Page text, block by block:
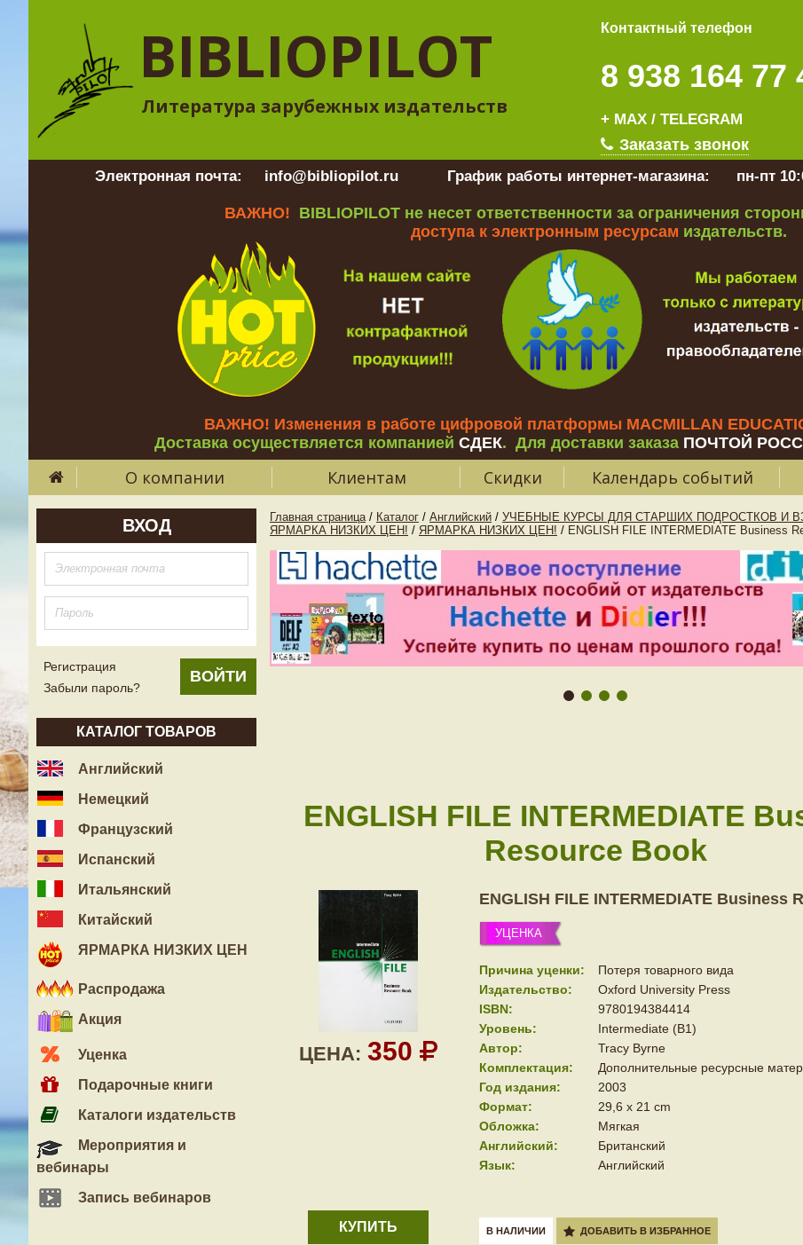
BIBLIOPILOT
Литература зарубежных издательств
Контактный телефон
8 938 164 77
+ MAX / TELEGRAM
Заказать звонок
Электронная почта: info@bibliopilot.ru График работы интернет-магазина: пн-пт
ВАЖНО! BIBLIOPILOT не несет ответственности за ограничения
доступа к электронным ресурсам издательств.
ВАЖНО! Изменения в работе цифровой платформы MACMILLAN
Доставка осуществляется компанией СДЕК. Для доставки заказа ПОЧТОЙ
О компании Клиентам Скидки Календарь событий
ВХОД
Регистрация
Забыли пароль?
КАТАЛОГ ТОВАРОВ
Английский
Немецкий
Французский
Испанский
Итальянский
Китайский
ЯРМАРКА НИЗКИХ ЦЕН
Распродажа
Акция
Уценка
Подарочные книги
Каталоги издательств
Мероприятия и
вебинары
Запись вебинаров
Главная страница / Каталог / Английский / УЧЕБНЫЕ КУРСЫ ДЛЯ СТАРШИХ ПОДРОСТКОВ И
ЯРМАРКА НИЗКИХ ЦЕН! / ЯРМАРКА НИЗКИХ ЦЕН! / ENGLISH FILE INTERMEDIATE Business
ENGLISH FILE INTERMEDIATE
Resource Book
ЦЕНА: 350
ENGLISH FILE INTERMEDIATE Business
УЦЕНКА
Причина уценки:
Потеря товарного вида
Издательство:
Oxford University Press
ISBN:
9780194384414
Уровень:
Intermediate (B1)
Автор:
Tracy Byrne
Комплектация:
Дополнительные ресурсные
Год издания:
2003
Формат:
29,6 х 21 сm
Обложка:
Мягкая
Английский:
Британский
Язык:
Английский
КУПИТЬ В НАЛИЧИИ ДОБАВИТЬ В ИЗБРАННОЕ